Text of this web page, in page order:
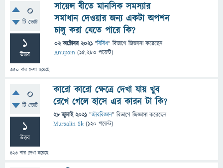
0
টি ভোট
1
উত্তর
350 বার দেখা হয়েছে
সায়েন্স বীতে মানসিক সমস্যার
সমাধান দেওয়ার জন্য একটা অপশন
চালু করা যেতে পারে কি?
02 অক্টোবর 2021 "বিবিধ" বিভাগে জিজ্ঞাসাকরেছেন
Anupom (15,280 পয়েন্ট)
0
টি ভোট
1
উত্তর
423 বার দেখা হয়েছে
কারো কারো ক্ষেত্রে দেখা যায় খুব
রেগে গেলে হাসে এর কারন টা কি?
28 জুলাই 2021 "জীববিজ্ঞান" বিভাগে জিজ্ঞাসাকরেছেন
Mursalin Sk (120 পয়েন্ট)